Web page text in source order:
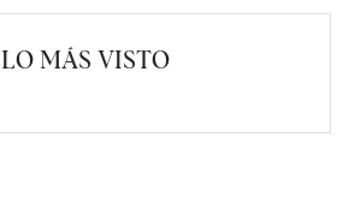
LO MÁS VISTO